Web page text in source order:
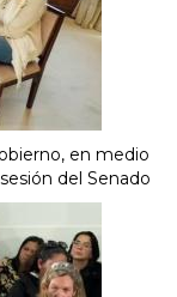
en medio
del Senado